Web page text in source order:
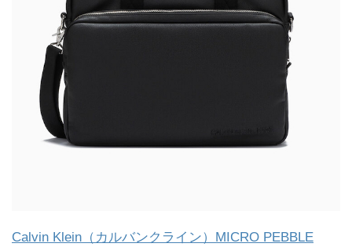
Calvin Klein（カルバンクライン）MICRO PEBBLE